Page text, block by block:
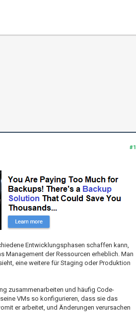
#1
Entwicklungsphasen schaffen kann,
Management der Ressourcen erheblich. Man
eine weitere für Staging oder Produktion
zusammenarbeiten und häufig Code-
VMs so konfigurieren, dass sie das
er arbeitet, und Änderungen verursachen